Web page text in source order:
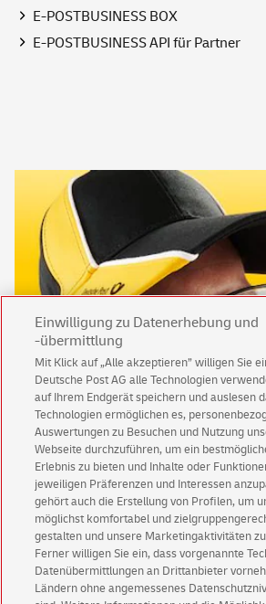
E-POSTBUSINESS BOX
E-POSTBUSINESS API für Partner
werde-einer-von-uns.de
Flexible Arbeitszeiten, Bezahlung über
gutes Team, in dem du zählst, wie du
Jetzt bewerben
Einwilligung zu Datenerhebung und
-übermittlung
Mit Klick auf „Alle akzeptieren” willigen Sie
Deutsche Post AG alle Technologien
auf Ihrem Endgerät speichern und auslesen
Technologien ermöglichen es,
Auswertungen zu Besuchen und Nutzung
Webseite durchzuführen, um ein
Erlebnis zu bieten und Inhalte oder
jeweiligen Präferenzen und Interessen
gehört auch die Erstellung von Profilen, um
möglichst komfortabel und
gestalten und unsere Marketingaktivitäten
Ferner willigen Sie ein, dass vorgenannte
Datenübermittlungen an Drittanbieter
Ländern ohne angemessenes